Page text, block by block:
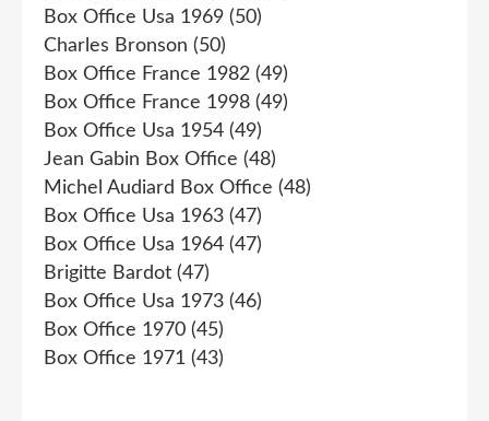
Box Office Usa 1969 (50)
Charles Bronson (50)
Box Office France 1982 (49)
Box Office France 1998 (49)
Box Office Usa 1954 (49)
Jean Gabin Box Office (48)
Michel Audiard Box Office (48)
Box Office Usa 1963 (47)
Box Office Usa 1964 (47)
Brigitte Bardot (47)
Box Office Usa 1973 (46)
Box Office 1970 (45)
Box Office 1971 (43)